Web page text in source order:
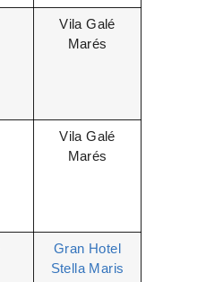
Vila Galé
Marés
Vila Galé
Marés
Gran Hotel
Stella Maris